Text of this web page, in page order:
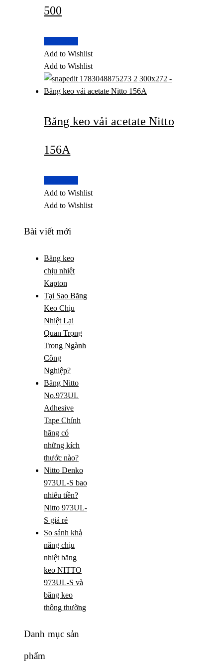
500
Add to Wishlist
Add to Wishlist
Băng keo vải acetate Nitto
156A
Add to Wishlist
Add to Wishlist
Bài viết mới
Băng keo
chịu nhiệt
Kapton
Tại Sao Băng
Keo Chịu
Nhiệt Lại
Quan Trọng
Trong Ngành
Công
Nghiệp?
Băng Nitto
No.973UL
Adhesive
Tape Chính
hãng có
những kích
thước nào?
Nitto Denko
973UL-S bao
nhiêu tiền?
Nitto 973UL-
S giá rẻ
So sánh khả
năng chịu
nhiệt băng
keo NITTO
973UL-S và
băng keo
thông thường
Danh mục sản
phẩm